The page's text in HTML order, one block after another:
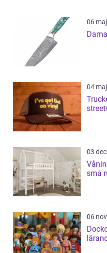
06
04
03
små
06